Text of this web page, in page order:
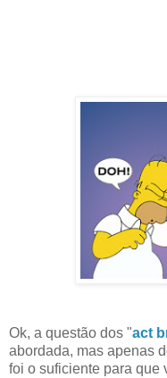
Ok, a questão dos "act
abordada, mas apenas
foi o suficiente para que